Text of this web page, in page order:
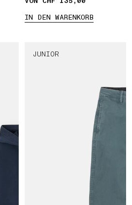
IN DEN WARENKORB
JUNIOR